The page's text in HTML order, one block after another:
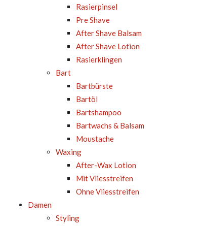
Rasierpinsel
Pre Shave
After Shave Balsam
After Shave Lotion
Rasierklingen
Bart
Bartbürste
Bartöl
Bartshampoo
Bartwachs & Balsam
Moustache
Waxing
After-Wax Lotion
Mit Vliesstreifen
Ohne Vliesstreifen
Damen
Styling